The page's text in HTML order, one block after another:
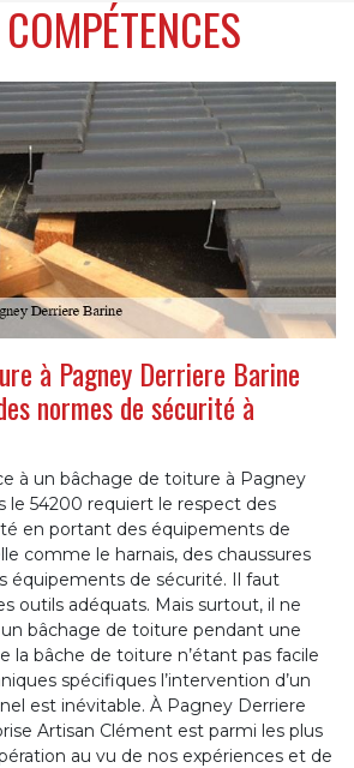
à Pagney Derriere Barine
normes de sécurité à
à un bâchage de toiture à Pagney
le 54200 requiert le respect des
en portant des équipements de
comme le harnais, des chaussures
équipements de sécurité. Il faut
outils adéquats. Mais surtout, il ne
bâchage de toiture pendant une
la bâche de toiture n’étant pas facile
spécifiques l’intervention d’un
est inévitable. À Pagney Derriere
Artisan Clément est parmi les plus
au vu de nos expériences et de